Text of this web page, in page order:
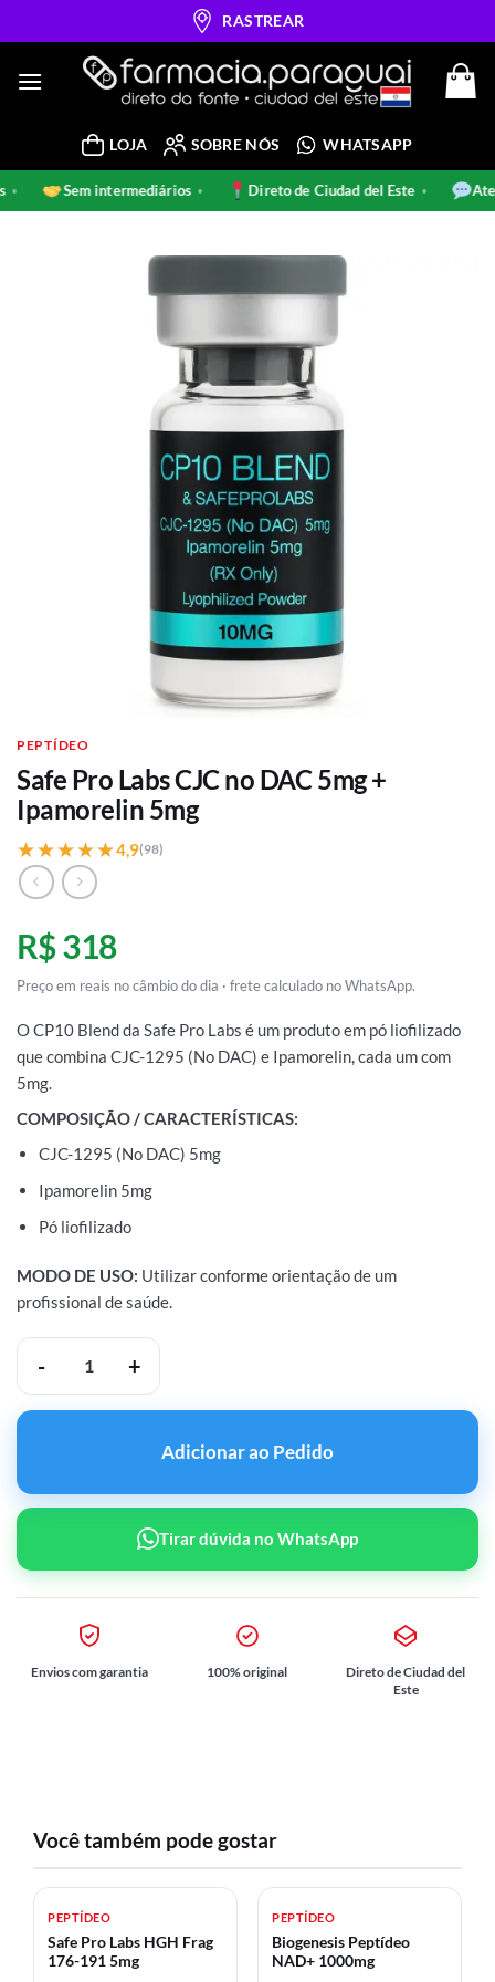
to
RASTREAR
LOJA SOBRE NÓS WHATSAPP
Sem intermediários Direto de Ciudad del Este
PEPTÍDEO
Safe Pro Labs CJC no DAC 5mg +
Ipamorelin 5mg
★★★★★
★★★★★4,9(98)
R$ 318
Preço em reais no câmbio do dia · frete calculado no WhatsApp.
O CP10 Blend da Safe Pro Labs é um produto em pó liofilizado
que combina CJC-1295 (No DAC) e Ipamorelin, cada um com
5mg.
COMPOSIÇÃO / CARACTERÍSTICAS:
CJC-1295 (No DAC) 5mg
Ipamorelin 5mg
Pó liofilizado
MODO DE USO: Utilizar conforme orientação de um
profissional de saúde.
Safe Pro Labs CJC no DAC 5mg + Ipamorelin 5mg quantidade
Adicionar ao Pedido
Tirar dúvida no WhatsApp
Envios com garantia 100% original
Direto de Ciudad del
Este
Você também pode gostar
PEPTÍDEO
Safe Pro Labs HGH Frag
176-191 5mg
PEPTÍDEO
Biogenesis Peptídeo
NAD+ 1000mg